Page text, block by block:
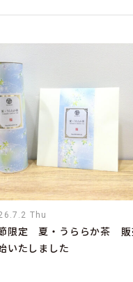
Thu
限定 夏・うららか茶 販
いたしました